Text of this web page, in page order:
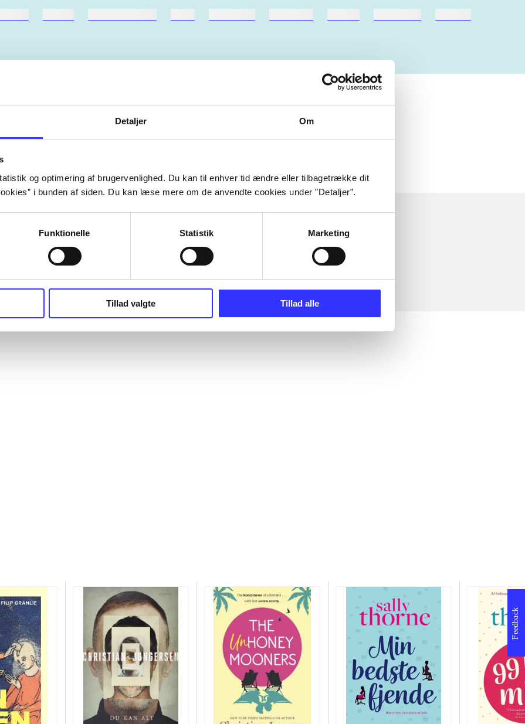
Detaljer Om
og optimering af brugervenlighed. Du kan til enhver tid ændre eller tilbagetrække dit
i bunden af siden. Du kan læse mere om de anvendte cookies under ”Detaljer”.
Funktionelle Statistik Marketing
Tillad valgte Tillad alle
Tidsskrift
Artiklerne i
Feedback